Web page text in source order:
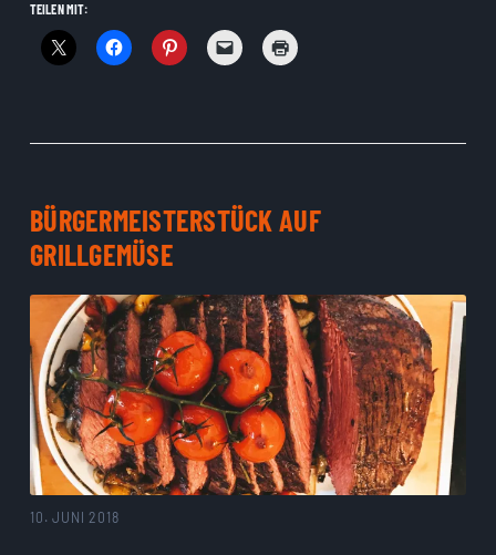
TEILEN MIT:
BÜRGERMEISTERSTÜCK AUF
GRILLGEMÜSE
10. JUNI 2018